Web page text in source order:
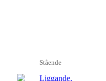
Stående